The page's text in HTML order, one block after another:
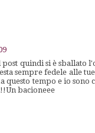
quindi si è sballato
sempre fedele alle
tempo e io sono
bacioneee